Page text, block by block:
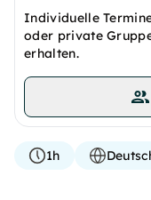
Individuelle
oder private
erhalten.
1h